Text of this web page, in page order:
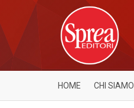
HOME CHI SIAMO